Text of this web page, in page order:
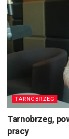
TARNOBRZEG
Tarnobrzeg,
pracy